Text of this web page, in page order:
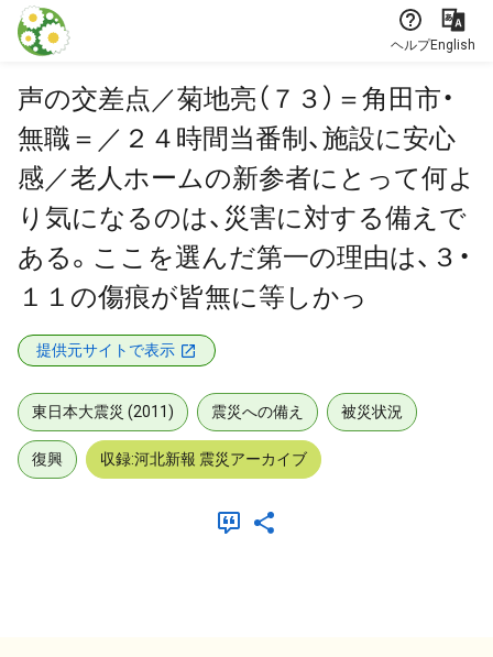
本文に飛ぶ
ヘルプEnglish
声の交差点／菊地亮（７３）＝角田市・
無職＝／２４時間当番制、施設に安心
感／老人ホームの新参者にとって何よ
り気になるのは、災害に対する備えで
ある。ここを選んだ第一の理由は、３・
１１の傷痕が皆無に等しかっ
提供元サイトで表示
東日本大震災 (2011) 震災への備え 被災状況
復興 収録:河北新報 震災アーカイブ